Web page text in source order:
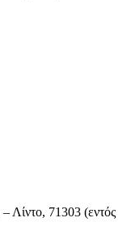
Λίντο, 71303 (εντός